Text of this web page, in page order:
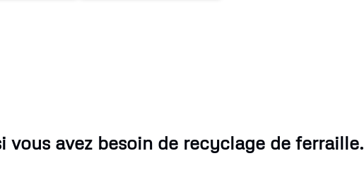
vous avez besoin de recyclage de ferraille.